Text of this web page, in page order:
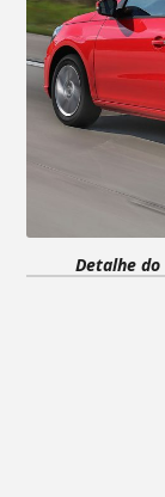
Detalhe do